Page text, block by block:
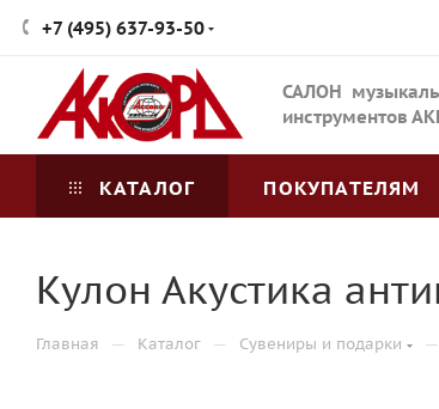
+7 (495) 637-93-50
САЛОН
инструментов
КАТАЛОГ ПОКУПАТЕЛЯМ
Кулон Акустика
Главная — Каталог — Сувениры и подарки —